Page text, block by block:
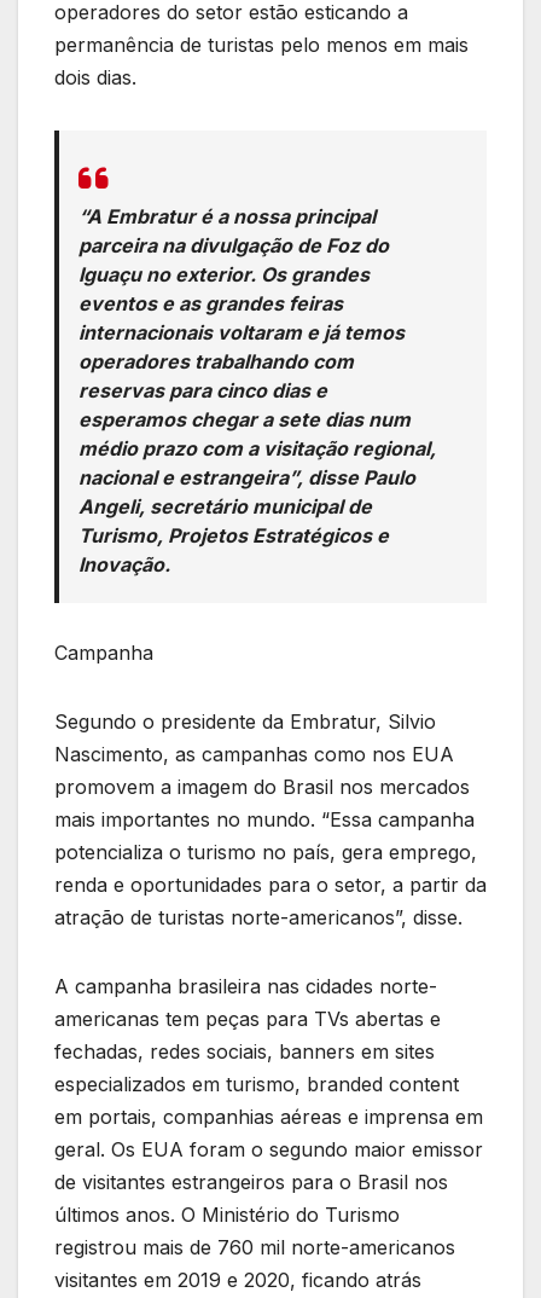
operadores do setor estão esticando a
permanência de turistas pelo menos em mais
dois dias.
“A Embratur é a nossa principal
parceira na divulgação de Foz do
Iguaçu no exterior. Os grandes
eventos e as grandes feiras
internacionais voltaram e já temos
operadores trabalhando com
reservas para cinco dias e
esperamos chegar a sete dias num
médio prazo com a visitação regional,
nacional e estrangeira”, disse Paulo
Angeli, secretário municipal de
Turismo, Projetos Estratégicos e
Inovação.
Campanha
Segundo o presidente da Embratur, Silvio
Nascimento, as campanhas como nos EUA
promovem a imagem do Brasil nos mercados
mais importantes no mundo. “Essa campanha
potencializa o turismo no país, gera emprego,
renda e oportunidades para o setor, a partir da
atração de turistas norte-americanos”, disse.
A campanha brasileira nas cidades norte-
americanas tem peças para TVs abertas e
fechadas, redes sociais, banners em sites
especializados em turismo, branded content
em portais, companhias aéreas e imprensa em
geral. Os EUA foram o segundo maior emissor
de visitantes estrangeiros para o Brasil nos
últimos anos. O Ministério do Turismo
registrou mais de 760 mil norte-americanos
visitantes em 2019 e 2020, ficando atrás